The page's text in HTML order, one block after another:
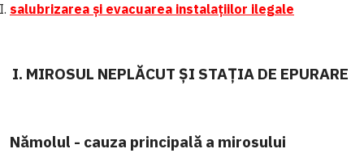
salubrizarea și evacuarea instalațiilor ilegale
I. MIROSUL NEPLĂCUT ȘI STAȚIA DE EPURARE
Nămolul - cauza principală a mirosului